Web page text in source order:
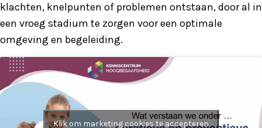
klachten, knelpunten of problemen ontstaan, door al in
een vroeg stadium te zorgen voor een optimale
omgeving en begeleiding.
Klik om marketing cookies te accepteren